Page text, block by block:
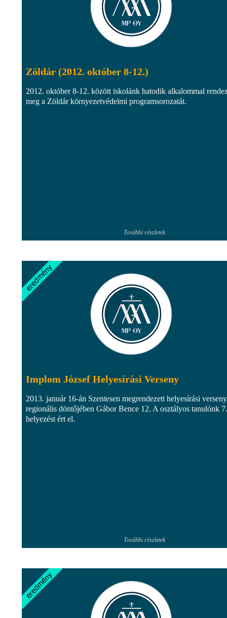
Zöldár (2012. október 8-12.)
2012. október 8-12. között iskolánk hatodik alkalommal
meg a Zöldár környezetvédelmi programsorozatát.
További részletek
Implom József Helyesírási Verseny
2013. január 16-án Szentesen megrendezett helyesírási verseny
regionális döntőjében Gábor Bence 12. A osztályos tanulónk 7.
helyezést ért el.
További részletek